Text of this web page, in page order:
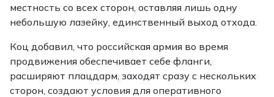
местность со всех сторон, оставляя лишь одну
небольшую лазейку, единственный выход отхода.
Коц добавил, что российская армия во время
продвижения обеспечивает себе фланги,
расширяют плацдарм, заходят сразу с нескольких
сторон, создают условия для оперативного